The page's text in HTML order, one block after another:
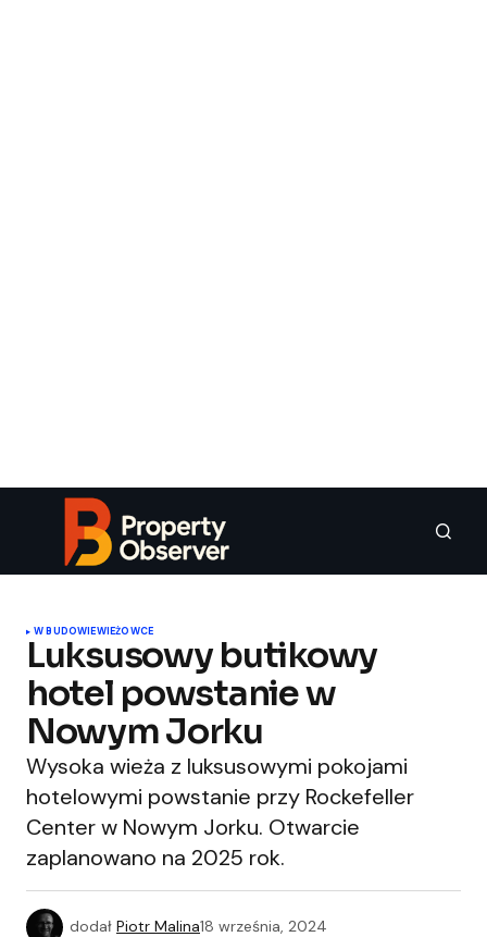
W BUDOWIEWIEŻOWCE
Luksusowy butikowy
hotel powstanie w
Nowym Jorku
Wysoka wieża z luksusowymi pokojami
hotelowymi powstanie przy Rockefeller
Center w Nowym Jorku. Otwarcie
zaplanowano na 2025 rok.
dodał Piotr Malina18 września, 2024